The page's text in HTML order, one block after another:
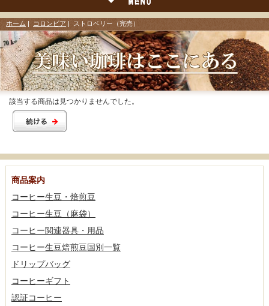
ホーム コロンビア | ストロベリー（完売）
該当する商品は見つかりませんでした。
商品案内
コーヒー生豆・焙煎豆
コーヒー生豆（麻袋）
コーヒー関連器具・用品
コーヒー生豆焙煎豆国別一覧
ドリップバッグ
コーヒーギフト
認証コーヒー